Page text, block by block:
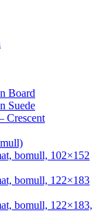
Board
Suede
Crescent
bomull, 102×152
bomull, 122×183
bomull, 122×183,